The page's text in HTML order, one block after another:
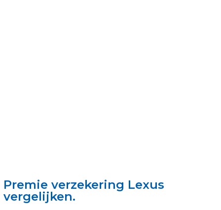
Premie verzekering Lexus
vergelijken.